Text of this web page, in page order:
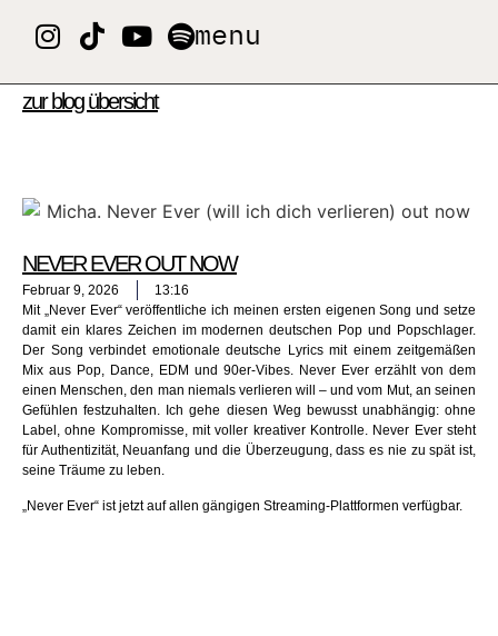
menu
zur blog übersicht
NEVER EVER OUT NOW
Februar 9, 2026
13:16
Mit „Never Ever“ veröffentliche ich meinen ersten eigenen Song und setze
damit ein klares Zeichen im modernen deutschen Pop und Popschlager.
Der Song verbindet emotionale deutsche Lyrics mit einem zeitgemäßen
Mix aus Pop, Dance, EDM und 90er-Vibes. Never Ever erzählt von dem
einen Menschen, den man niemals verlieren will – und vom Mut, an seinen
Gefühlen festzuhalten. Ich gehe diesen Weg bewusst unabhängig: ohne
Label, ohne Kompromisse, mit voller kreativer Kontrolle. Never Ever steht
für Authentizität, Neuanfang und die Überzeugung, dass es nie zu spät ist,
seine Träume zu leben.
„Never Ever“ ist jetzt auf allen gängigen Streaming-Plattformen verfügbar.